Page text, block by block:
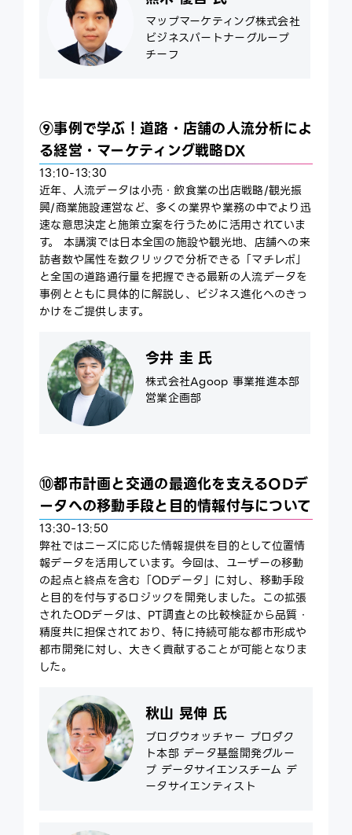
マップマーケティング株式会社
ビジネスパートナーグループ
チーフ
⑨事例で学ぶ！道路・店舗の人流分析によ
る経営・マーケティング戦略DX
13:10-13:30
近年、人流データは小売・飲食業の出店戦略/観光振
興/商業施設運営など、多くの業界や業務の中でより迅
速な意思決定と施策立案を行うために活用されていま
す。 本講演では日本全国の施設や観光地、店舗への来
訪者数や属性を数クリックで分析できる「マチレポ」
と全国の道路通行量を把握できる最新の人流データを
事例とともに具体的に解説し、ビジネス進化へのきっ
かけをご提供します。
今井 圭 氏
株式会社Agoop 事業推進本部
営業企画部
⑩都市計画と交通の最適化を支えるODデ
ータへの移動手段と目的情報付与について
13:30-13:50
弊社ではニーズに応じた情報提供を目的として位置情
報データを活用しています。今回は、ユーザーの移動
の起点と終点を含む「ODデータ」に対し、移動手段
と目的を付与するロジックを開発しました。この拡張
されたODデータは、PT調査との比較検証から品質・
精度共に担保されており、特に持続可能な都市形成や
都市開発に対し、大きく貢献することが可能となりま
した。
秋山 晃伸 氏
ブログウォッチャー プロダク
ト本部 データ基盤開発グルー
プ データサイエンスチーム デ
ータサイエンティスト